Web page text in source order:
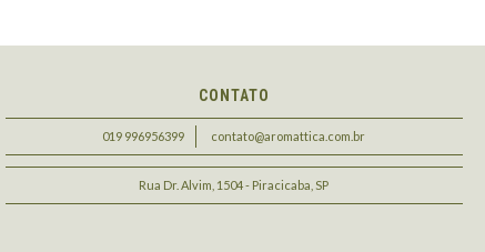
CONTATO
019 996956399 contato@aromattica.com.br
Rua Dr. Alvim, 1504 - Piracicaba, SP